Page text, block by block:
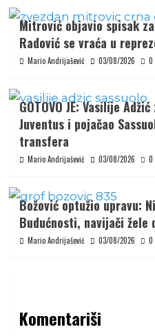
Mitrović objavio spisak
Radović se vraća u
Mario Andrijašević 03/08/2026 0
GOTOVO JE: Vasilije
Juventus i pojačao
transfera
Mario Andrijašević 03/08/2026 0
Božović optužio upravu:
Budućnosti, navijači žele
Mario Andrijašević 03/08/2026 0
Komentariši